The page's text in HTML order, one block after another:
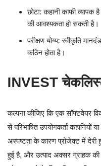
छोटा: कहानी काफी
की आवश्यकता हो सकती है।
परीक्षण योग्य: स्वीकृति
कठिन होता है।
INVEST
कल्पना कीजिए कि एक सॉफ्टवेयर
से परिभाषित उपयोगकर्ता
अस्पष्टता के कारण प्रोजेक्ट में
हुई है, और उत्पाद अक्सर ग्राहक की